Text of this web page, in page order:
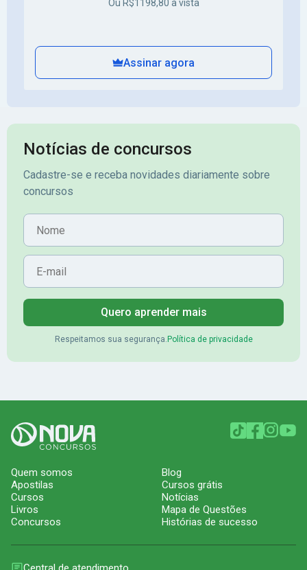
Ou R$1198,80 à vista
Assinar agora
Notícias de concursos
Cadastre-se e receba novidades diariamente sobre
concursos
Nome
E-mail
Quero aprender mais
Respeitamos sua segurança. Política de privacidade
Quem somos
Apostilas
Cursos
Livros
Concursos
Blog
Cursos grátis
Notícias
Mapa de Questões
Histórias de sucesso